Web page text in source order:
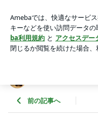
アプリをダウンロードして
ょう。
前の記事へ